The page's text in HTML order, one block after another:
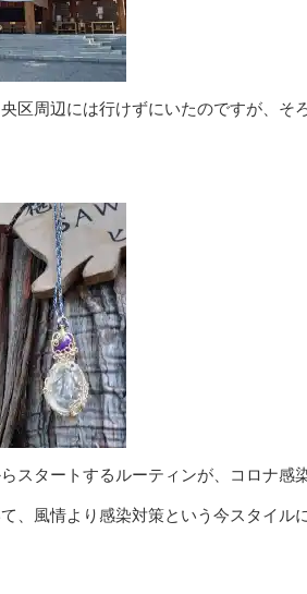
区周辺には行けずにいたのですが、そ
スタートするルーティンが、コロナ感
、風情より感染対策という今スタイル